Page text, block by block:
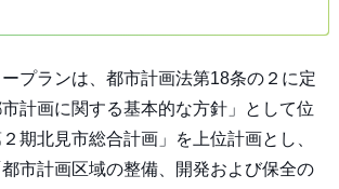
プランは、都市計画法第18条の２に定
計画に関する基本的な方針」として位
期北見市総合計画」を上位計画とし、
市計画区域の整備、開発および保全の